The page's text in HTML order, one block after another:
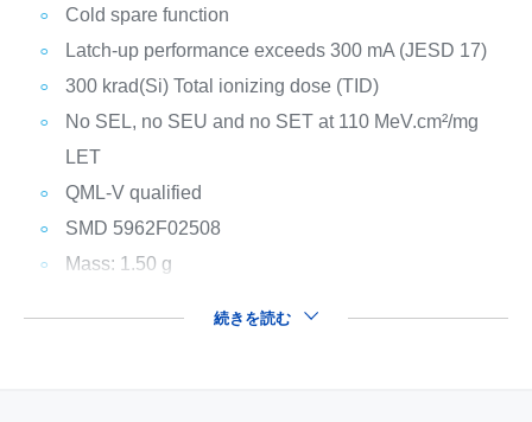
Cold spare function
Latch-up performance exceeds 300 mA (JESD 17)
300 krad(Si) Total ionizing dose (TID)
No SEL, no SEU and no SET at 110 MeV.cm²/mg
LET
QML-V qualified
SMD 5962F02508
Mass: 1.50 g
続きを読む